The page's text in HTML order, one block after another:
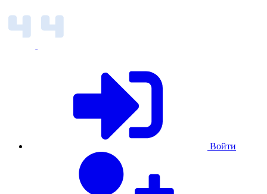
Войти